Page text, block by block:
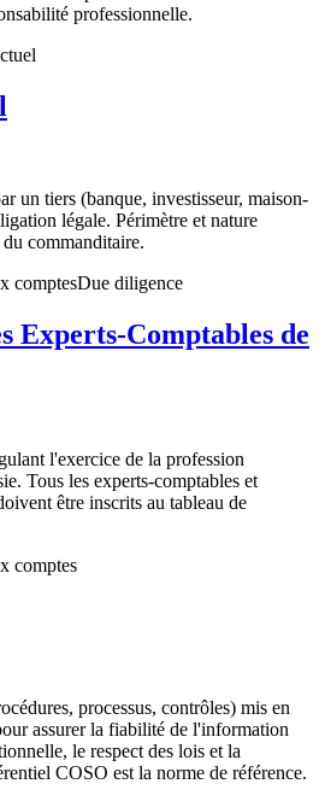
professionnelle.
un tiers (banque, investisseur, maison-
légale. Périmètre et nature
commanditaire.
comptesDue diligence
Experts-Comptables de
l'exercice de la profession
Tous les experts-comptables et
être inscrits au tableau de
comptes
processus, contrôles) mis en
assurer la fiabilité de l'information
le respect des lois et la
COSO est la norme de référence.